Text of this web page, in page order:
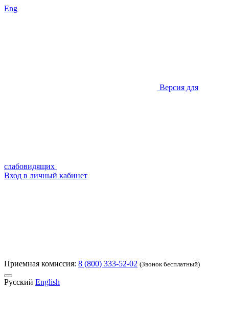
Eng
Версия для
слабовидящих
Вход в личный кабинет
Приемная комиссия: 8 (800) 333-52-02 (Звонок бесплатный)
Русский English